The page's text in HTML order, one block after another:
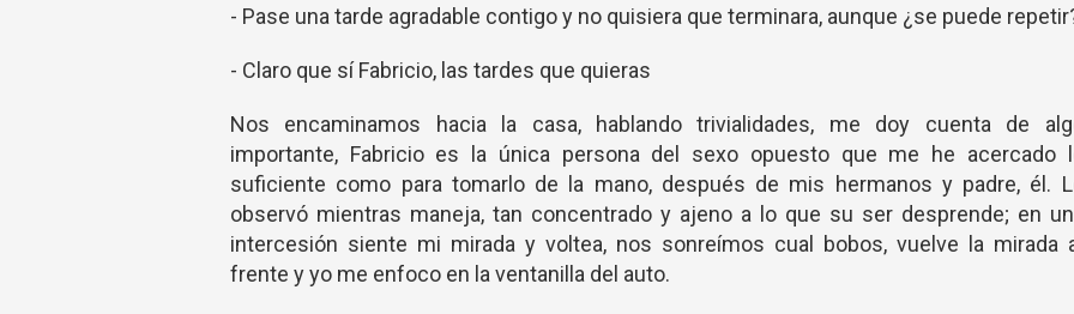
- Pase una tarde agradable contigo y no quisiera que terminara, aunque ¿se puede
- Claro que sí Fabricio, las tardes que quieras
Nos encaminamos hacia la casa, hablando trivialidades, me doy cuenta de
importante, Fabricio es la única persona del sexo opuesto que me he acercado
suficiente como para tomarlo de la mano, después de mis hermanos y padre, él.
observó mientras maneja, tan concentrado y ajeno a lo que su ser desprende; en
intercesión siente mi mirada y voltea, nos sonreímos cual bobos, vuelve la mirada
frente y yo me enfoco en la ventanilla del auto.